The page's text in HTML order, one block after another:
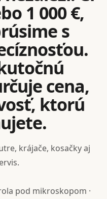
1 000 €,
s
cena,
ktorú
krájače, kosačky aj
pod mikroskopom ·